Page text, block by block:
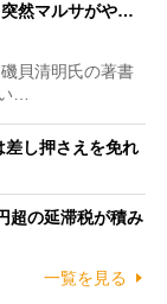
突然マルサがや…
貝清明氏の著書
…
し押さえを免れ
超の延滞税が積み
一覧を見る